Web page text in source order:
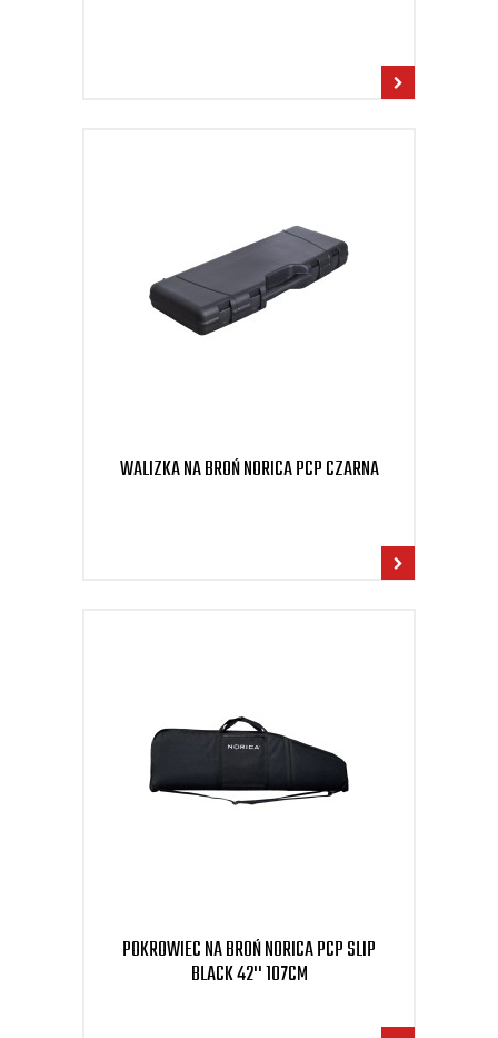
WALIZKA NA BROŃ NORICA PCP CZARNA
POKROWIEC NA BROŃ NORICA PCP SLIP
BLACK 42'' 107CM